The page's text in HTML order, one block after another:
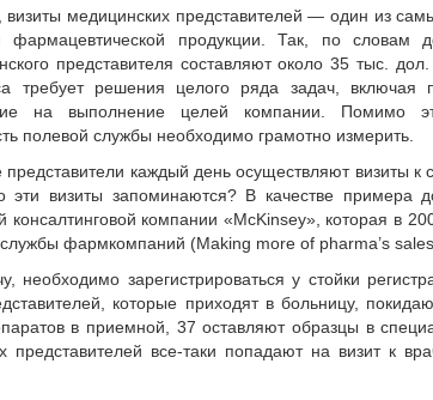
визиты медицинских представителей — один из
фармацевтической продукции. Так, по словам
представителя составляют около 35 тыс.
требует решения целого ряда задач, включая
на выполнение целей компании. Помимо
полевой службы необходимо грамотно измерить.
каждый день осуществляют визиты к
эти визиты запоминаются? В качестве примера
консалтинговой компании «McKinsey», которая в
фармкомпаний (Making more of pharma’s
зарегистрироваться у стойки
которые приходят в больницу,
в приемной, 37 оставляют образцы в
все-таки попадают на визит к